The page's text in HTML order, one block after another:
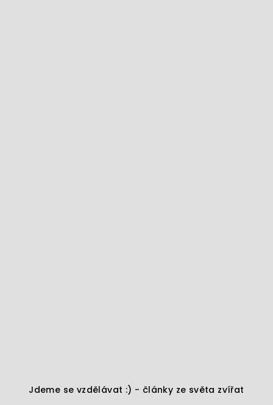
Jdeme se vzdělávat :) - články ze světa zvířat